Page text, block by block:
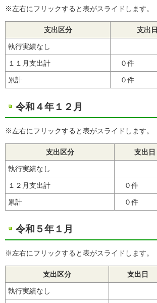
※左右にフリックすると表がスライドします。
支出区分 支出日
執行実績なし
１１月支出計 ０件
累計 ０件
令和４年１２月
※左右にフリックすると表がスライドします。
支出区分 支出日
執行実績なし
１２月支出計 ０件
累計 ０件
令和５年１月
※左右にフリックすると表がスライドします。
支出区分 支出日
執行実績なし